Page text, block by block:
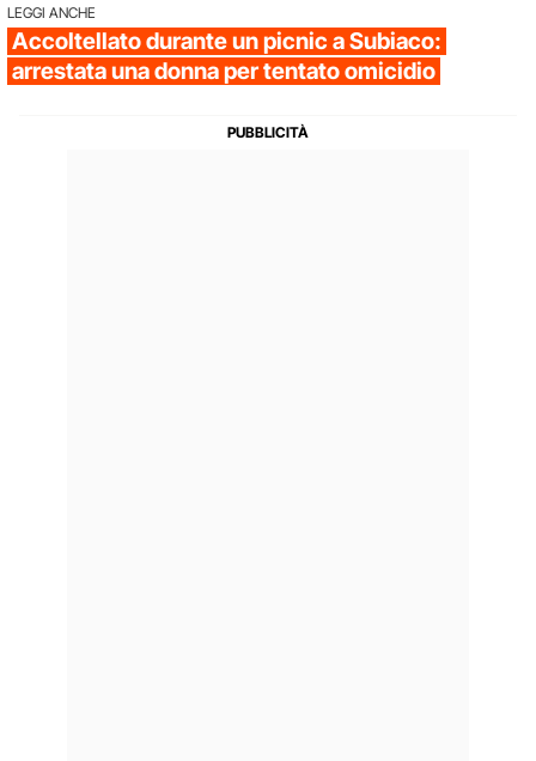
LEGGI ANCHE
Accoltellato durante un picnic a Subiaco:
arrestata una donna per tentato omicidio